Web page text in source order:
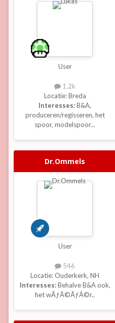
User
1,2k
Locatie:Breda
Interesses:B&A,
produceren/regisseren, het
spoor, modelspoor...
Dr.Ommels
User
546
Locatie:Ouderkerk, NH
Interesses:Behalve B&A ook,
het wÃƒÂ©ÃƒÂ©r..